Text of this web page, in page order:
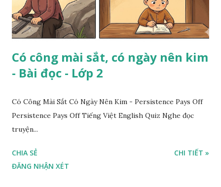
Có công mài sắt, có ngày nên kim
- Bài đọc - Lớp 2
Có Công Mài Sắt Có Ngày Nên Kim - Persistence Pays Off
Persistence Pays Off Tiếng Việt English Quiz Nghe đọc
truyện...
CHIA SẺ
ĐĂNG NHẬN XÉT
CHI TIẾT »